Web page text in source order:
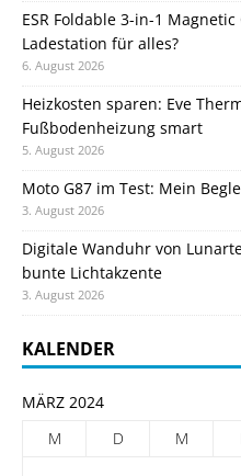
ESR Foldable 3-in-1
Ladestation für alles?
6. August 2026
Heizkosten sparen: Eve
Fußbodenheizung smart
5. August 2026
Moto G87 im Test: Mein
3. August 2026
Digitale Wanduhr von
bunte Lichtakzente
3. August 2026
KALENDER
MÄRZ 2024
M
D M